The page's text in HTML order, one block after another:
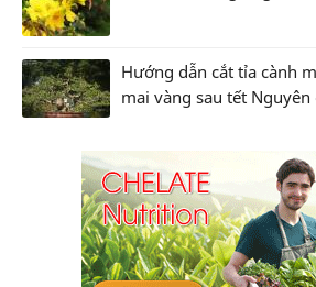
Hướng dẫn cắt tỉa cành
mai vàng sau tết Nguyên